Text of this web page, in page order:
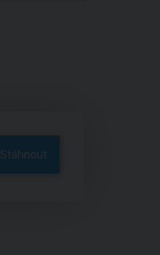
Stáhnout